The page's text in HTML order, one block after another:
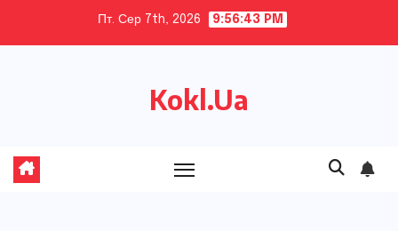
Пт. Сер 7th, 2026 9:56:44 PM
Kokl.Ua